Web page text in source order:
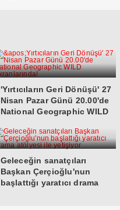
'Yırtıcıların Geri Dönüşü' 27
Nisan Pazar Günü 20.00'de
National Geographic WILD
Geleceğin sanatçıları
Başkan Çerçioğlu'nun
başlattığı yaratıcı drama